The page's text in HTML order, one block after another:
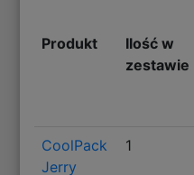
Produkt
Ilość w
zestawie
CoolPack
Jerry
1